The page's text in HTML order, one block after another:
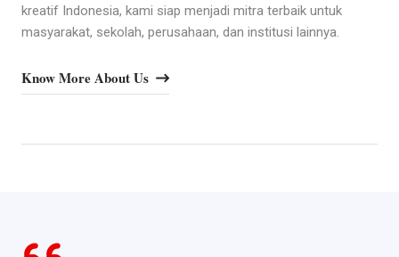
kreatif Indonesia, kami siap menjadi mitra terbaik untuk
masyarakat, sekolah, perusahaan, dan institusi lainnya.
Know More About Us